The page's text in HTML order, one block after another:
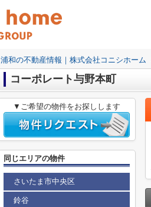
浦和の不動産情報｜株式会社コニシホーム
コーポレート与野本町
▼ご希望の物件をお探しします
同じエリアの物件
さいたま市中央区
鈴谷